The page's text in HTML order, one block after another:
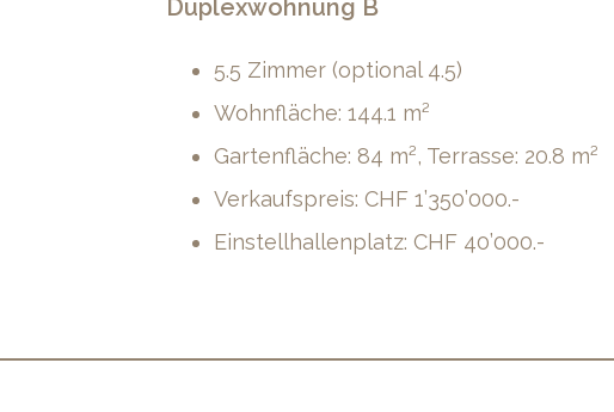
Duplexwohnung B
5.5 Zimmer (optional 4.5)
Wohnfläche: 144.1 m²
Gartenfläche: 84 m², Terrasse: 20.8 m²
Verkaufspreis: CHF 1’350’000.-
Einstellhallenplatz: CHF 40’000.-